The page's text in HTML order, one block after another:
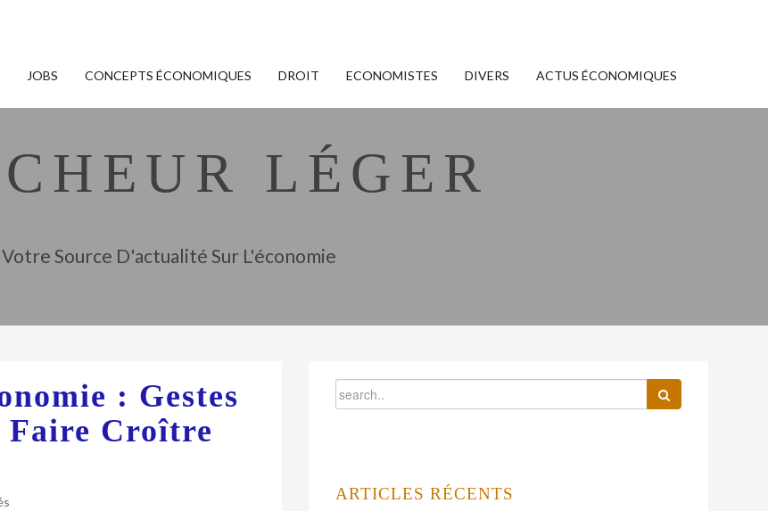
JOBS CONCEPTS ÉCONOMIQUES DROIT ECONOMISTES DIVERS ACTUS ÉCONOMIQUES
LÉGER
Votre Source D'actualité Sur L'économie
: Gestes
Faire Croître
ARTICLES RÉCENTS